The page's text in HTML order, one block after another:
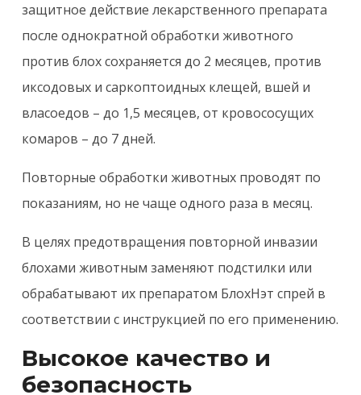
защитное действие лекарственного препарата
после однократной обработки животного
против блох сохраняется до 2 месяцев, против
иксодовых и саркоптоидных клещей, вшей и
власоедов – до 1,5 месяцев, от кровососущих
комаров – до 7 дней.
Повторные обработки животных проводят по
показаниям, но не чаще одного раза в месяц.
В целях предотвращения повторной инвазии
блохами животным заменяют подстилки или
обрабатывают их препаратом БлохНэт спрей в
соответствии с инструкцией по его применению.
Высокое качество и
безопасность